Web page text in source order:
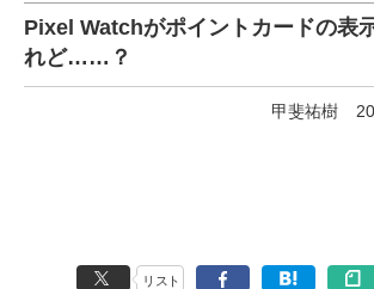
Pixel Watchがポイントカードの表
れど……？
甲斐祐樹
リスト